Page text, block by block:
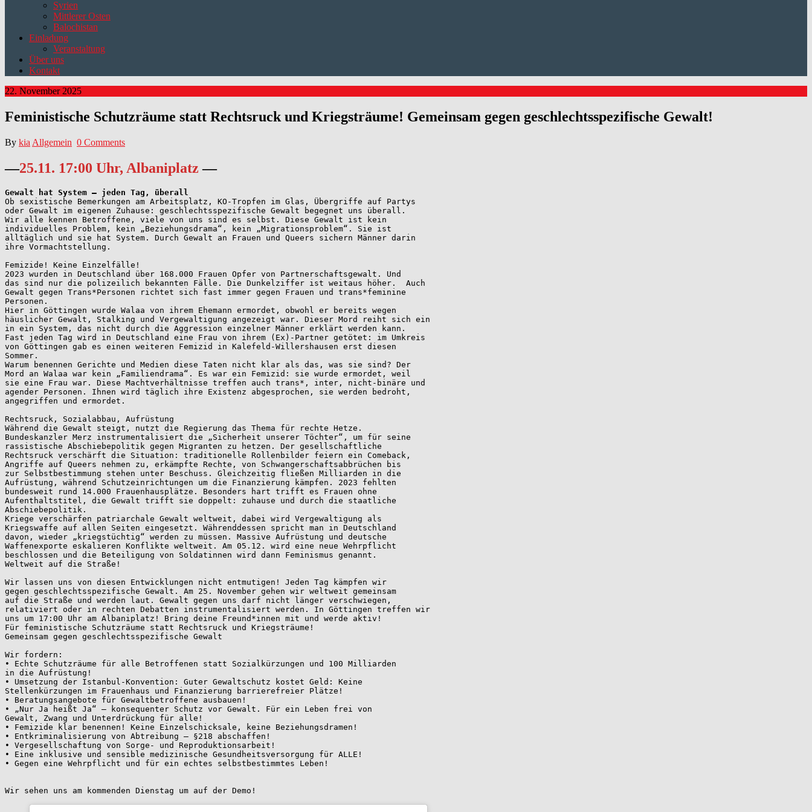
Syrien
Mittlerer Osten
Balochistan
Einladung
Veranstaltung
Über uns
Kontakt
22. November 2025
Feministische Schutzräume statt Rechtsruck und Kriegsträume! Gemeinsam gegen geschlechtsspezifische Gewalt!
By kia Allgemein 0 Comments
—25.11. 17:00 Uhr, Albaniplatz —
Gewalt hat System – jeden Tag, überall
Ob sexistische Bemerkungen am Arbeitsplatz, KO-Tropfen im Glas, Übergriffe auf Partys
oder Gewalt im eigenen Zuhause: geschlechtsspezifische Gewalt begegnet uns überall.
Wir alle kennen Betroffene, viele von uns sind es selbst. Diese Gewalt ist kein
individuelles Problem, kein „Beziehungsdrama“, kein „Migrationsproblem“. Sie ist
alltäglich und sie hat System. Durch Gewalt an Frauen und Queers sichern Männer darin
ihre Vormachtstellung.
Femizide! Keine Einzelfälle!
2023 wurden in Deutschland über 168.000 Frauen Opfer von Partnerschaftsgewalt. Und
das sind nur die polizeilich bekannten Fälle. Die Dunkelziffer ist weitaus höher.  Auch
Gewalt gegen Trans*Personen richtet sich fast immer gegen Frauen und trans*feminine
Personen.
Hier in Göttingen wurde Walaa von ihrem Ehemann ermordet, obwohl er bereits wegen
häuslicher Gewalt, Stalking und Vergewaltigung angezeigt war. Dieser Mord reiht sich ein
in ein System, das nicht durch die Aggression einzelner Männer erklärt werden kann.
Fast jeden Tag wird in Deutschland eine Frau von ihrem (Ex)-Partner getötet: im Umkreis
von Göttingen gab es einen weiteren Femizid in Kalefeld-Willershausen erst diesen
Sommer.
Warum benennen Gerichte und Medien diese Taten nicht klar als das, was sie sind? Der
Mord an Walaa war kein „Familiendrama“. Es war ein Femizid: sie wurde ermordet, weil
sie eine Frau war. Diese Machtverhältnisse treffen auch trans*, inter, nicht-binäre und
agender Personen. Ihnen wird täglich ihre Existenz abgesprochen, sie werden bedroht,
angegriffen und ermordet.
Rechtsruck, Sozialabbau, Aufrüstung
Während die Gewalt steigt, nutzt die Regierung das Thema für rechte Hetze.
Bundeskanzler Merz instrumentalisiert die „Sicherheit unserer Töchter“, um für seine
rassistische Abschiebepolitik gegen Migranten zu hetzen. Der gesellschaftliche
Rechtsruck verschärft die Situation: traditionelle Rollenbilder feiern ein Comeback,
Angriffe auf Queers nehmen zu, erkämpfte Rechte, von Schwangerschaftsabbrüchen bis
zur Selbstbestimmung stehen unter Beschuss. Gleichzeitig fließen Milliarden in die
Aufrüstung, während Schutzeinrichtungen um die Finanzierung kämpfen. 2023 fehlten
bundesweit rund 14.000 Frauenhausplätze. Besonders hart trifft es Frauen ohne
Aufenthaltstitel, die Gewalt trifft sie doppelt: zuhause und durch die staatliche
Abschiebepolitik.
Kriege verschärfen patriarchale Gewalt weltweit, dabei wird Vergewaltigung als
Kriegswaffe auf allen Seiten eingesetzt. Währenddessen spricht man in Deutschland
davon, wieder „kriegstüchtig“ werden zu müssen. Massive Aufrüstung und deutsche
Waffenexporte eskalieren Konflikte weltweit. Am 05.12. wird eine neue Wehrpflicht
beschlossen und die Beteiligung von Soldatinnen wird dann Feminismus genannt.
Weltweit auf die Straße!
Wir lassen uns von diesen Entwicklungen nicht entmutigen! Jeden Tag kämpfen wir
gegen geschlechtsspezifische Gewalt. Am 25. November gehen wir weltweit gemeinsam
auf die Straße und werden laut. Gewalt gegen uns darf nicht länger verschwiegen,
relativiert oder in rechten Debatten instrumentalisiert werden. In Göttingen treffen wir
uns um 17:00 Uhr am Albaniplatz! Bring deine Freund*innen mit und werde aktiv!
Für feministische Schutzräume statt Rechtsruck und Kriegsträume!
Gemeinsam gegen geschlechtsspezifische Gewalt
Wir fordern:
• Echte Schutzräume für alle Betroffenen statt Sozialkürzungen und 100 Milliarden
in die Aufrüstung!
• Umsetzung der Istanbul-Konvention: Guter Gewaltschutz kostet Geld: Keine
Stellenkürzungen im Frauenhaus und Finanzierung barrierefreier Plätze!
• Beratungsangebote für Gewaltbetroffene ausbauen!
• „Nur Ja heißt Ja“ – konsequenter Schutz vor Gewalt. Für ein Leben frei von
Gewalt, Zwang und Unterdrückung für alle!
• Femizide klar benennen! Keine Einzelschicksale, keine Beziehungsdramen!
• Entkriminalisierung von Abtreibung – §218 abschaffen!
• Vergesellschaftung von Sorge- und Reproduktionsarbeit!
• Eine inklusive und sensible medizinische Gesundheitsversorgung für ALLE!
• Gegen eine Wehrpflicht und für ein echtes selbstbestimmtes Leben!
Wir sehen uns am kommenden Dienstag um auf der Demo!